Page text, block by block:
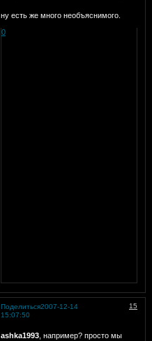
ну есть же много необъяснимого.
0
Поделиться 15
2007-12-14
15:07:50
ashka1993, например? просто мы